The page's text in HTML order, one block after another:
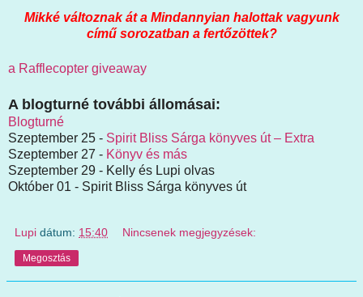
Mikké változnak át a Mindannyian halottak vagyunk
című sorozatban a fertőzöttek?
a Rafflecopter giveaway
A blogturné további állomásai:
Blogturné
Szeptember 25 - Spirit Bliss Sárga könyves út – Extra
Szeptember 27 - Könyv és más
Szeptember 29 - Kelly és Lupi olvas
Október 01 - Spirit Bliss Sárga könyves út
Lupi dátum: 15:40 Nincsenek megjegyzések:
Megosztás